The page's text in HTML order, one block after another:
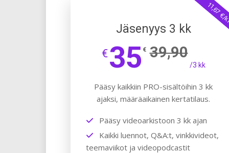
11,67
Jäsenyys 3 kk
€35 € 39,90
/3 kk
Pääsy kaikkiin PRO-sisältöihin 3 kk
ajaksi, määräaikainen kertatilaus.
Pääsy videoarkistoon 3 kk ajan
Kaikki luennot, Q&A:t, vinkkivideot,
teemaviikot ja videopodcastit